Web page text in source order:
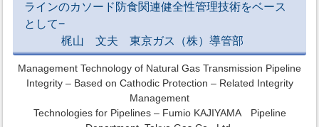
ラインのカソード防食関連健全性管理技術をベース
として−
梶山 文夫 東京ガス（株）導管部
Management Technology of Natural Gas Transmission Pipeline
Integrity – Based on Cathodic Protection – Related Integrity
Management
Technologies for Pipelines – Fumio KAJIYAMA Pipeline